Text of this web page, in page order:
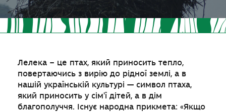
Лелека – це птах, який приносить тепло,
повертаючись з вирію до рідної землі, а в
нашій українській культурі — символ птаха,
який приносить у сім'ї дітей, а в дім
благополуччя. Існує народна прикмета: «Якщо